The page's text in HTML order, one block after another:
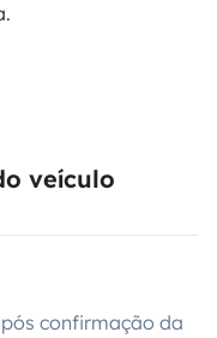
veículo
confirmação da